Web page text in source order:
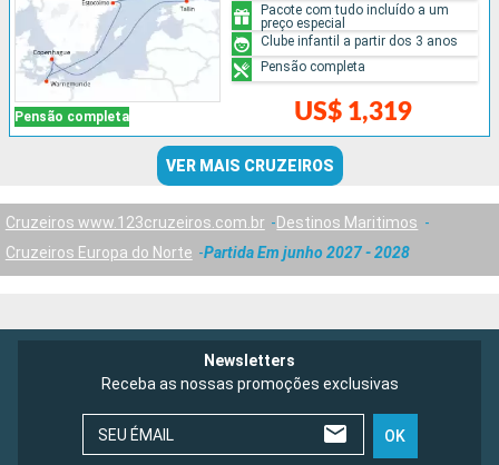
Pensão completa US$ 1,319
Pacote com tudo incluído a um
preço especial
Clube infantil a partir dos 3 anos
Pensão completa
VER MAIS CRUZEIROS
Cruzeiros www.123cruzeiros.com.br
Destinos Maritimos
Cruzeiros Europa do Norte
Partida Em junho 2027 - 2028
Newsletters
Receba as nossas promoções exclusivas
SEU ÉMAIL OK